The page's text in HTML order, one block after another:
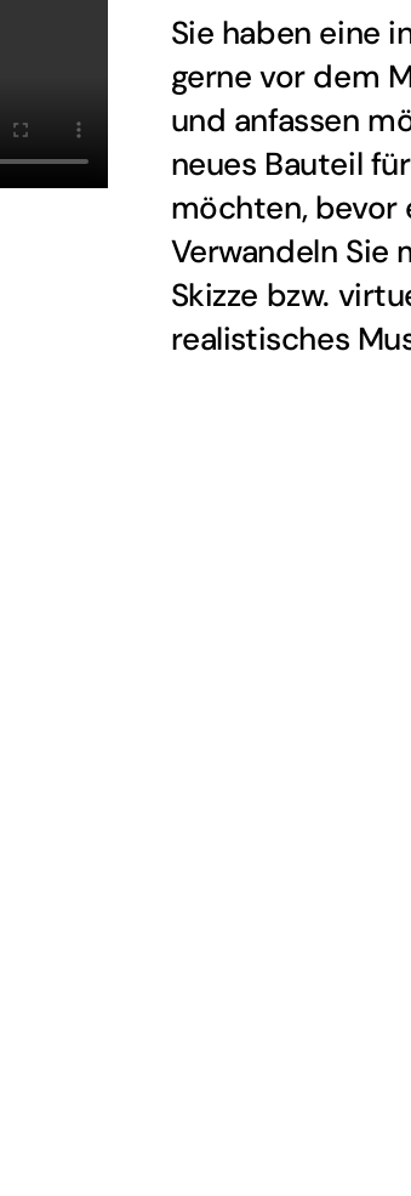
Sie haben eine
gerne vor dem
und anfassen
neues Bauteil
möchten, bevor
Verwandeln Sie
Skizze bzw.
realistisches